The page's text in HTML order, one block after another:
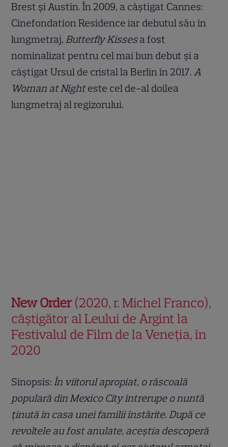
Brest și Austin. În 2009, a câștigat Cannes:
Cinefondation Residence iar debutul său în
lungmetraj,Butterfly Kissesa fost
nominalizat pentru cel mai bun debut și a
câștigat Ursul de cristal la Berlin în 2017.A
Woman at Nighteste cel de-al doilea
lungmetraj al regizorului.
New Order(2020, r. Michel Franco),
câștigător al Leului de Argint la
Festivalul de Film de la Veneția, în
2020
Sinopsis:În viitorul apropiat, o răscoală
populară din Mexico Cityîntrerupe o nuntă
ținută în casa unei familiiînstărite. După ce
revoltele au fost anulate, aceștia descoperă